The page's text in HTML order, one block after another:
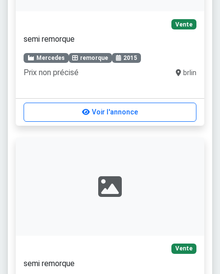
Vente
semi remorque
Mercedes remorque 2015
Prix non précisé brlin
Voir l'annonce
Vente
semi remorque